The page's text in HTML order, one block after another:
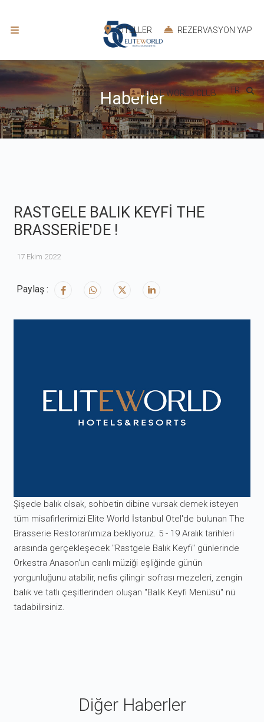
OTELLER REZERVASYON YAP
ELITE WORLD CLUB TR
Haberler
RASTGELE BALIK KEYFİ THE
BRASSERİE'DE !
17 Ekim 2022
Paylaş :
Şişede balık olsak, sohbetin dibine vursak demek isteyen
tüm misafirlerimizi Elite World İstanbul Otel'de bulunan The
Brasserie Restoran'ımıza bekliyoruz. 5 - 19 Aralık tarihleri
arasında gerçekleşecek "Rastgele Balık Keyfi" günlerinde
Orkestra Anason'un canlı müziği eşliğinde günün
yorgunluğunu atabilir, nefis çilingir sofrası mezeleri, zengin
balık ve tatlı çeşitlerinden oluşan "Balık Keyfi Menüsü" nü
tadabilirsiniz.
Diğer Haberler